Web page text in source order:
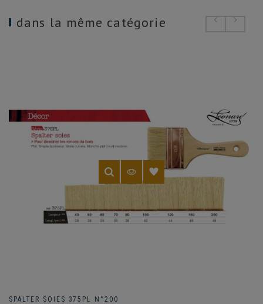
dans la même catégorie
SPALTER SOIES 375PL N°200